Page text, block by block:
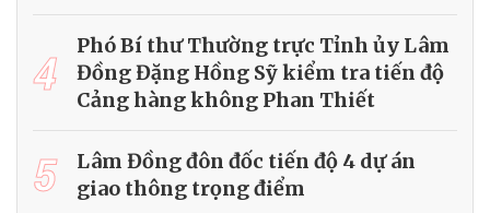
4
Phó Bí thư Thường trực Tỉnh ủy Lâm
Đồng Đặng Hồng Sỹ kiểm tra tiến độ
Cảng hàng không Phan Thiết
5
Lâm Đồng đôn đốc tiến độ 4 dự án
giao thông trọng điểm